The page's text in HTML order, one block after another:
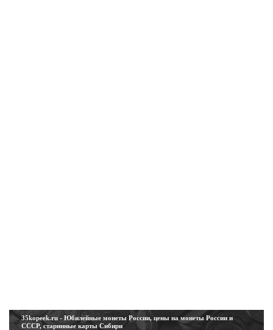
35kopeek.ru - Юбилейные монеты России, цены на монеты России и
СССР, старинные карты Сибири